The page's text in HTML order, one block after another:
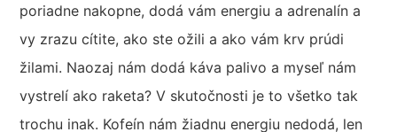
poriadne nakopne, dodá vám energiu a adrenalín a
vy zrazu cítite, ako ste ožili a ako vám krv prúdi
žilami. Naozaj nám dodá káva palivo a myseľ nám
vystrelí ako raketa? V skutočnosti je to všetko tak
trochu inak. Kofeín nám žiadnu energiu nedodá, len